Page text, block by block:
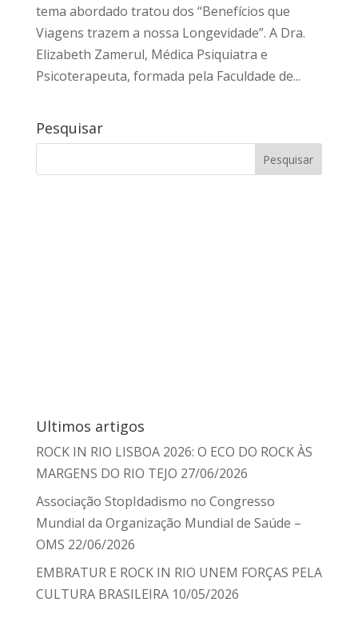
tema abordado tratou dos “Benefícios que
Viagens trazem a nossa Longevidade”. A Dra.
Elizabeth Zamerul, Médica Psiquiatra e
Psicoterapeuta, formada pela Faculdade de...
Pesquisar
Ultimos artigos
ROCK IN RIO LISBOA 2026: O ECO DO ROCK ÀS
MARGENS DO RIO TEJO 27/06/2026
Associação StopIdadismo no Congresso
Mundial da Organização Mundial de Saúde –
OMS 22/06/2026
EMBRATUR E ROCK IN RIO UNEM FORÇAS PELA
CULTURA BRASILEIRA 10/05/2026